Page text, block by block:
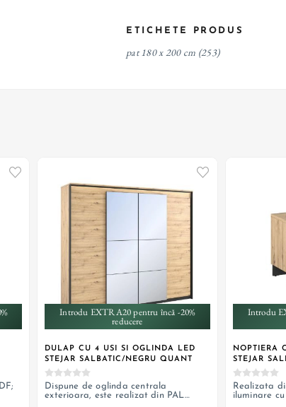
ETICHETE PRODUS
pat 180 x 200 cm (253)
Introdu EXTRA20 pentru încă -20%
reducere
DULAP CU 4 USI SI OGLINDA LED
STEJAR SALBATIC/NEGRU QUANT
Dispune de oglinda centrala
exterioara, este realizat din PAL
Introdu
NOPTIERA
STEJAR
Realizata
iluminare